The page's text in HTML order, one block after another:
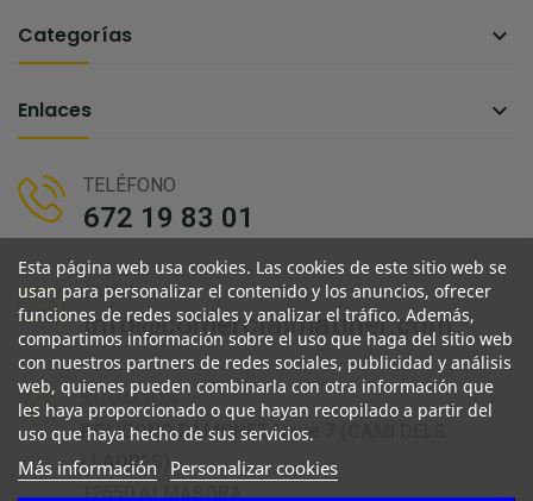
Categorías 
Enlaces 
TELÉFONO
672 19 83 01
EMAIL
info@comercialmatiner.com
SITUACIÓN
POLIGONO RAMONET Nave 7 (CAMI DELS
LLADRES)
12550 ALMASORA
Esta página web usa cookies. Las cookies de este sitio web se
usan para personalizar el contenido y los anuncios, ofrecer
funciones de redes sociales y analizar el tráfico. Además,
compartimos información sobre el uso que haga del sitio web
con nuestros partners de redes sociales, publicidad y análisis
web, quienes pueden combinarla con otra información que
les haya proporcionado o que hayan recopilado a partir del
uso que haya hecho de sus servicios.
Más información Personalizar cookies